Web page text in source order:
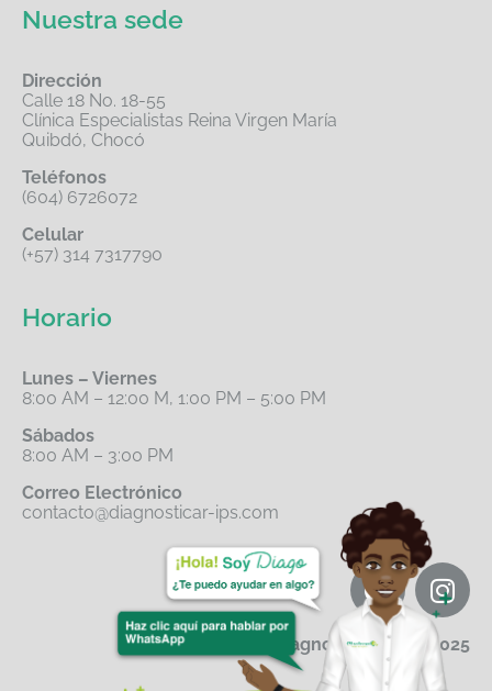
Nuestra sede
Dirección
Calle 18 No. 18-55
Clínica Especialistas Reina Virgen María
Quibdó, Chocó
Teléfonos
(604) 6726072
Celular
(+57) 314 7317790
Horario
Lunes – Viernes
8:00 AM – 12:00 M, 1:00 PM – 5:00 PM
Sábados
8:00 AM – 3:00 PM
Correo Electrónico
contacto@diagnosticar-ips.com
Diagnosticar IPS© 2025